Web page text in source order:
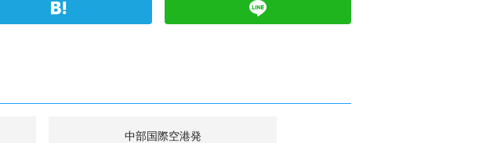
中部国際空港発